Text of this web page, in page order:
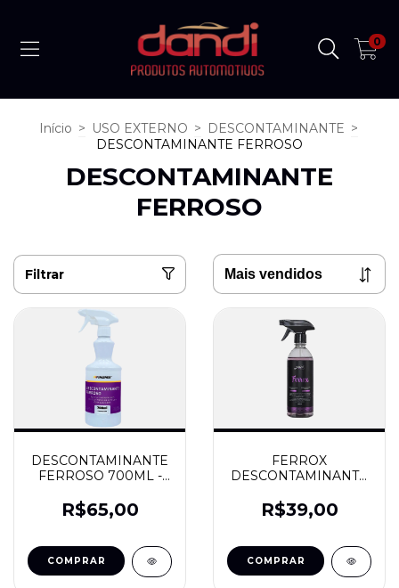
0
Início > USO EXTERNO > DESCONTAMINANTE >
DESCONTAMINANTE FERROSO
DESCONTAMINANTE
FERROSO
Filtrar
DESCONTAMINANTE
FERROSO 700ML -
R$65,00
FERROX
DESCONTAMINANTE
JAÇA
R$39,00